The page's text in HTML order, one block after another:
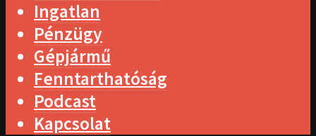
Ingatlan
Pénzügy
Gépjármű
Fenntarthatóság
Podcast
Kapcsolat